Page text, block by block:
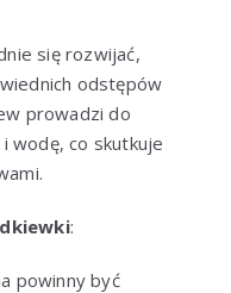
się rozwijać,
odstępów
prowadzi do
wodę, co skutkuje
:
powinny być